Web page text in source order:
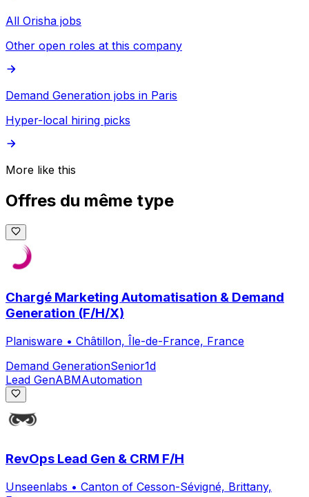
All Orisha jobs
Other open roles at this company
Demand Generation jobs in Paris
Hyper-local hiring picks
More like this
Offres du même type
Chargé Marketing Automatisation & Demand
Generation (F/H/X)
Planisware • Châtillon, Île-de-France, France
Demand GenerationSenior1d
Lead GenABMAutomation
RevOps Lead Gen & CRM F/H
Unseenlabs • Canton of Cesson-Sévigné, Brittany,